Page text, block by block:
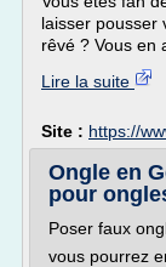
laisser pousser
rêvé ? Vous en
Lire la suite
Site : https://
Ongle en
pour
Poser faux
vous pourrez